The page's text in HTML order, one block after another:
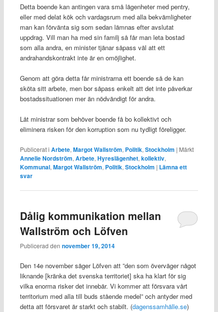
Detta boende kan antingen vara små lägenheter med pentry,
eller med delat kök och vardagsrum med alla bekvämligheter
man kan förvänta sig som sedan lämnas efter avslutat
uppdrag. Vill man ha med sin familj så får man leta bostad
som alla andra, en minister tjänar såpass väl att ett
andrahandskontrakt inte är en omöjlighet.
Genom att göra detta får ministrarna ett boende så de kan
sköta sitt arbete, men bor såpass enkelt att det inte påverkar
bostadssituationen mer än nödvändigt för andra.
Låt ministrar som behöver boende få bo kollektivt och
eliminera risken för den korruption som nu tydligt föreligger.
Publicerat i Arbete, Margot Wallström, Politik, Stockholm | Märkt
Annelie Nordström, Arbete, Hyreslägenhet, kollektiv,
Kommunal, Margot Wallström, Politik, Stockholm | Lämna ett
svar
Dålig kommunikation mellan
Wallström och Löfven
Publicerad den november 19, 2014
Den 14e november säger Löfven att ”den som överväger något
liknande [kränka det svenska territoriet] ska ha klart för sig
vilka enorma risker det innebär. Vi kommer att försvara vårt
territorium med alla till buds stående medel” och antyder med
detta att försvaret är starkt och stabilt. (dagenssamhälle.se)